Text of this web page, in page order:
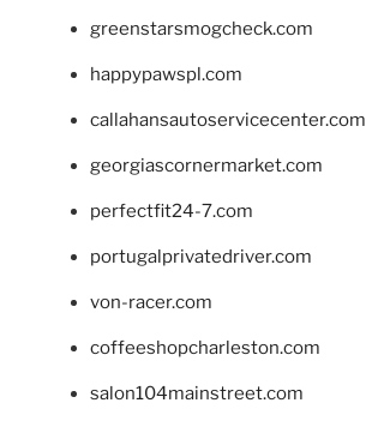
greenstarsmogcheck.com
happypawspl.com
callahansautoservicecenter.com
georgiascornermarket.com
perfectfit24-7.com
portugalprivatedriver.com
von-racer.com
coffeeshopcharleston.com
salon104mainstreet.com